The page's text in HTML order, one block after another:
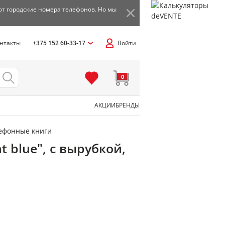
городские номера телефонов. Но мы
+375 152 60-33-17 Войти
0
АКЦИИБРЕНДЫ
книги
blue", с вырубкой,